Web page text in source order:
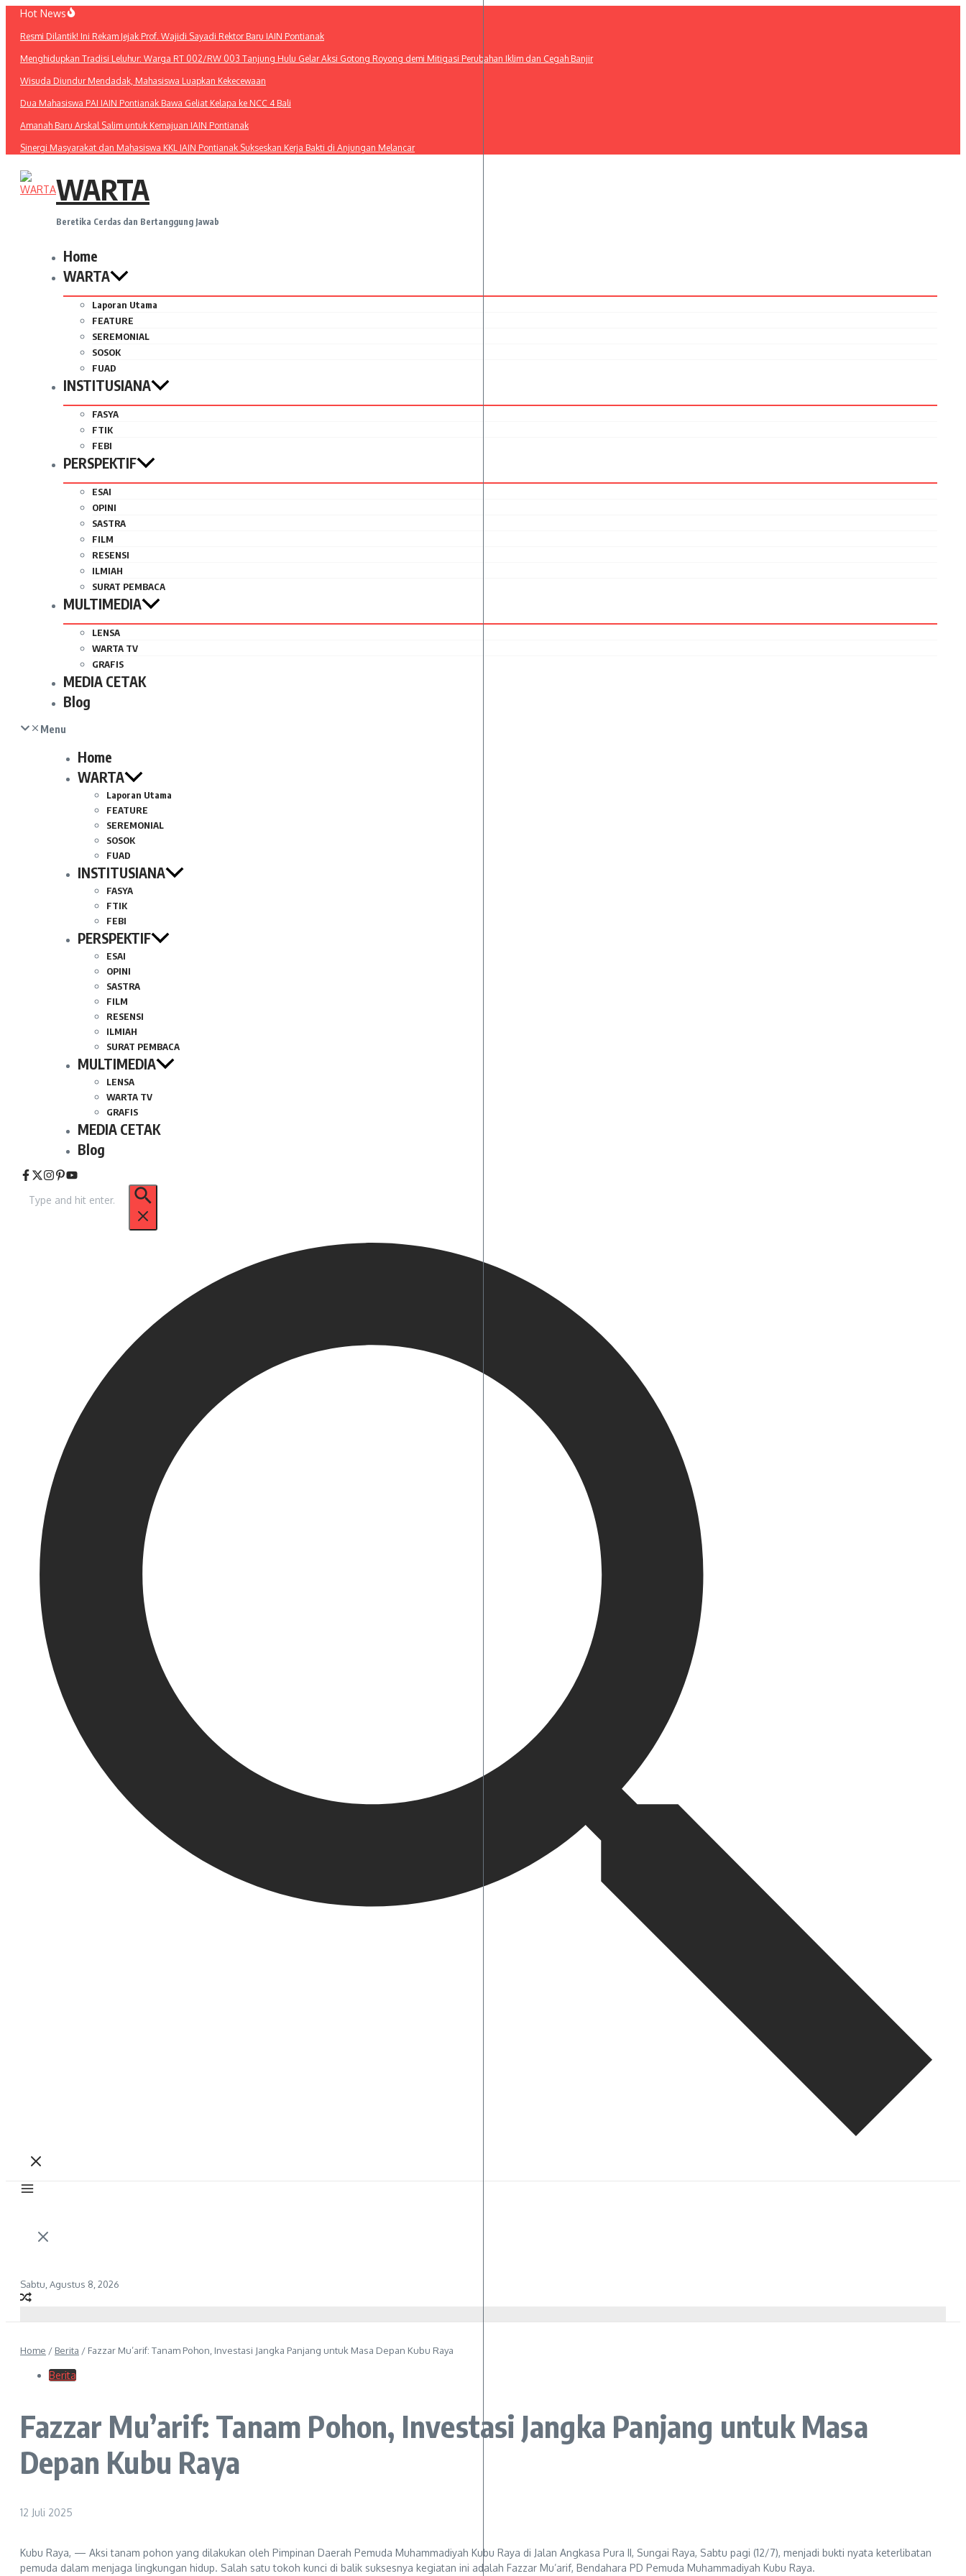
Lewati
konten
Hot News
Resmi Dilantik! Ini Rekam Jejak Prof. Wajidi Sayadi Rektor Baru IAIN Pontianak
Menghidupkan Tradisi Leluhur: Warga RT 002/RW 003 Tanjung Hulu Gelar Aksi Gotong Royong demi Mitigasi Perubahan Iklim dan Cegah Banjir
Wisuda Diundur Mendadak, Mahasiswa Luapkan Kekecewaan
Dua Mahasiswa PAI IAIN Pontianak Bawa Geliat Kelapa ke NCC 4 Bali
Amanah Baru Arskal Salim untuk Kemajuan IAIN Pontianak
Sinergi Masyarakat dan Mahasiswa KKL IAIN Pontianak Sukseskan Kerja Bakti di Anjungan Melancar
WARTA
Beretika Cerdas dan Bertanggung Jawab
Home
WARTA
Laporan Utama
FEATURE
SEREMONIAL
SOSOK
FUAD
INSTITUSIANA
FASYA
FTIK
FEBI
PERSPEKTIF
ESAI
OPINI
SASTRA
FILM
RESENSI
ILMIAH
SURAT PEMBACA
MULTIMEDIA
LENSA
WARTA TV
GRAFIS
MEDIA CETAK
Blog
Menu
Home
WARTA
Laporan Utama
FEATURE
SEREMONIAL
SOSOK
FUAD
INSTITUSIANA
FASYA
FTIK
FEBI
PERSPEKTIF
ESAI
OPINI
SASTRA
FILM
RESENSI
ILMIAH
SURAT PEMBACA
MULTIMEDIA
LENSA
WARTA TV
GRAFIS
MEDIA CETAK
Blog
untuk:
Sabtu, Agustus 8, 2026
Home / Berita / Fazzar Mu’arif: Tanam Pohon, Investasi Jangka Panjang untuk Masa Depan Kubu Raya
Berita
Fazzar Mu’arif: Tanam Pohon, Investasi Jangka Panjang untuk Masa
Depan Kubu Raya
12 Juli 2025
Kubu Raya, — Aksi tanam pohon yang dilakukan oleh Pimpinan Daerah Pemuda Muhammadiyah Kubu Raya di Jalan Angkasa Pura II, Sungai Raya, Sabtu pagi (12/7), menjadi bukti nyata keterlibatan
pemuda dalam menjaga lingkungan hidup. Salah satu tokoh kunci di balik suksesnya kegiatan ini adalah Fazzar Mu’arif, Bendahara PD Pemuda Muhammadiyah Kubu Raya.